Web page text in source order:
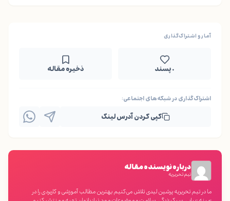
آمار و اشتراک‌گذاری
۰ پسند ذخیره مقاله
اشتراک‌گذاری در شبکه‌های اجتماعی:
کپی کردن آدرس لینک
درباره نویسنده مقاله
تیم تحریریه
ما در تیم تحریریه پرشین لیدی تلاش می‌کنیم بهترین مطالب آموزشی و کاربردی را در